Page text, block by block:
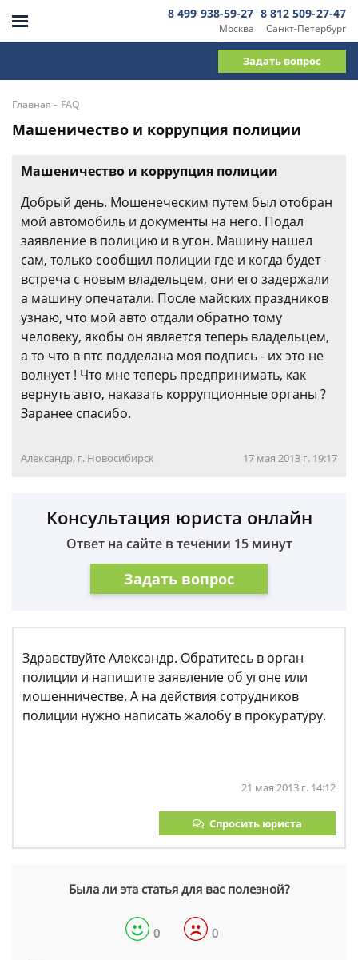
Москва
8 499 938-59-27
Санкт-Петербург
8 812 509-27-47
Задать вопрос
Главная - FAQ
Машеничество и коррупция полиции
Машеничество и коррупция полиции
Добрый день. Мошенеческим путем был отобран
мой автомобиль и документы на него. Подал
заявление в полицию и в угон. Машину нашел
сам, только сообщил полиции где и когда будет
встреча с новым владельцем, они его задержали
а машину опечатали. После майских праздников
узнаю, что мой авто отдали обратно тому
человеку, якобы он является теперь владельцем,
а то что в птс подделана моя подпись - их это не
волнует ! Что мне теперь предпринимать, как
вернуть авто, наказать коррупционные органы ?
Заранее спасибо.
Александр, г. Новосибирск 17 мая 2013 г. 19:17
Консультация юриста онлайн
Ответ на сайте в течении 15 минут
Задать вопрос
Здравствуйте Александр. Обратитесь в орган
полиции и напишите заявление об угоне или
мошенничестве. А на действия сотрудников
полиции нужно написать жалобу в прокуратуру.
21 мая 2013 г. 14:12
Спросить юриста
Была ли эта статья для вас полезной?
0 0